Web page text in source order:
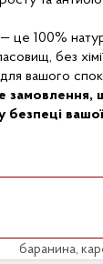
це 100%
без
вашого
безпеці вашої
баранина,